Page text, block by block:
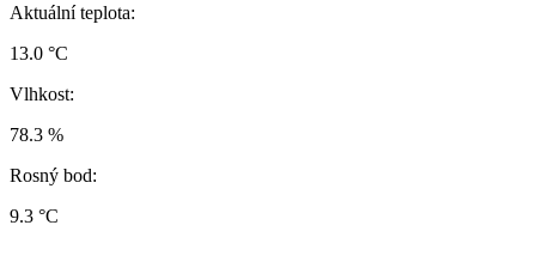
Aktuální teplota:
13.0 °C
Vlhkost:
78.3 %
Rosný bod:
9.3 °C